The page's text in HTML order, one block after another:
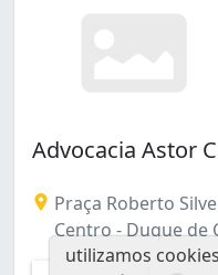
Advocacia Astor
Praça Roberto
Centro - Duque de
utilizamos